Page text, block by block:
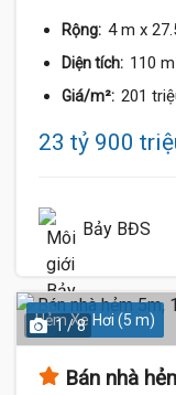
Rộng: 4 m x
Diện tích: 110
Giá/m²: 201
23 tỷ 900
Bảy BĐS
Hẻm Xe Hơi (5 m)
1 / 8
Bán nhà